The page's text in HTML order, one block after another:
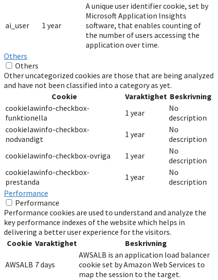
ai_user 1 year
A unique user identifier cookie, set by
Microsoft Application Insights
software, that enables counting of
the number of users accessing the
application over time.
Others
Others
Other uncategorized cookies are those that are being analyzed
and have not been classified into a category as yet.
Cookie
Varaktighet Beskrivning
cookielawinfo-checkbox-
funktionella
1 year
No
description
cookielawinfo-checkbox-
nodvandigt
1 year
No
description
cookielawinfo-checkbox-ovriga
1 year
No
description
cookielawinfo-checkbox-
prestanda
1 year
No
description
Performance
Performance
Performance cookies are used to understand and analyze the
key performance indexes of the website which helps in
delivering a better user experience for the visitors.
Cookie Varaktighet Beskrivning
AWSALB 7 days
AWSALB is an application load balancer
cookie set by Amazon Web Services to
map the session to the target.